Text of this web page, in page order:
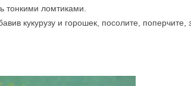
тонкими ломтиками.
кукурузу и горошек, посолите,